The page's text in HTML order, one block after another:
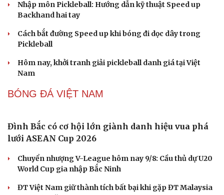
Chi Minh City Open 2026
mơ tại Ho Chi Minh City Open?
Backhand hai tay
Cách bắt đường Speed up khi bóng đi dọc dây trong
Hôm nay, khởi tranh giải pickleball danh giá tại Việt